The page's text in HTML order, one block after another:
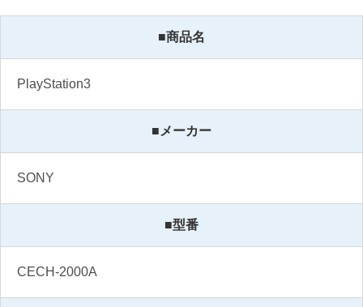
■商品名
PlayStation3
■メーカー
SONY
■型番
CECH-2000A